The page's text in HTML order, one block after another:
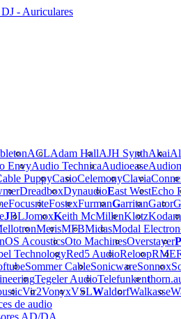
bletonACLAdam HallAJH SynthAkai
EnvyAudio TechnicaAudioease
able PuppyCasioCelemonyClavia
DreadboxDynaudioEast WestEcho
FocusriteFostexFurmanGarritanGator
JBLJomoxKeith McMillenKlotz
MerisMFBMidasModal
OS AcousticsOto MachinesOverstayerP
TechnologyRed5 AudioReloopRME
Sommer CableSonicwareSonnox
Tegeler AudioTelefunkent
Vir2VonyxVSLWaldorfWalkasse
de audio
AD/DA